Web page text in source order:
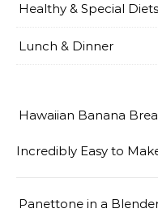
Healthy & Special Diets
Lunch & Dinner
Hawaiian Banana
Incredibly Easy to
Panettone in a